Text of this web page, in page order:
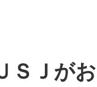
ＳＪが